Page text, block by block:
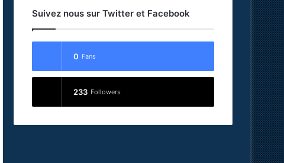
Suivez nous sur Twitter et Facebook
0 Fans
233 Followers